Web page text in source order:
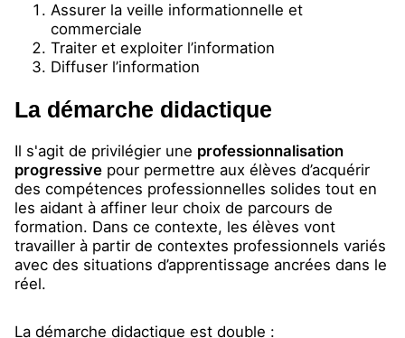
Assurer la veille informationnelle et
commerciale
Traiter et exploiter l’information
Diffuser l’information
La démarche didactique
Il s'agit de privilégier une professionnalisation
progressive pour permettre aux élèves d’acquérir
des compétences professionnelles solides tout en
les aidant à affiner leur choix de parcours de
formation. Dans ce contexte, les élèves vont
travailler à partir de contextes professionnels variés
avec des situations d’apprentissage ancrées dans le
réel.
La démarche didactique est double :